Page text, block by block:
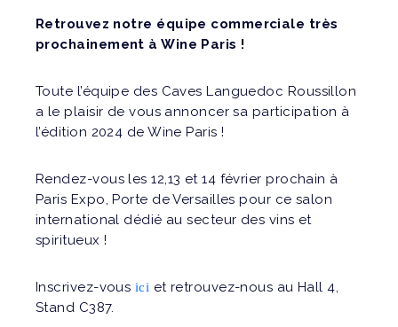
Retrouvez notre équipe commerciale très
prochainement à Wine Paris !
Toute l’équipe des Caves Languedoc Roussillon
a le plaisir de vous annoncer sa participation à
l’édition 2024 de Wine Paris !
Rendez-vous les 12,13 et 14 février prochain à
Paris Expo, Porte de Versailles pour ce salon
international dédié au secteur des vins et
spiritueux !
Inscrivez-vous ici et retrouvez-nous au Hall 4,
Stand C387.